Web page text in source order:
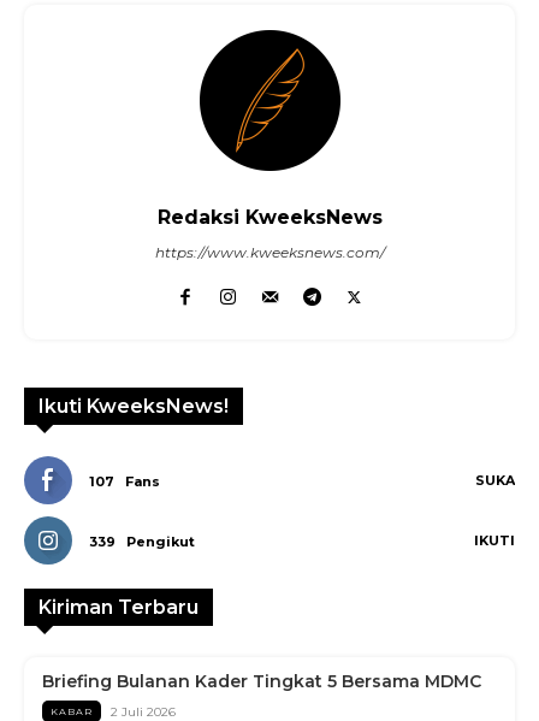
Redaksi KweeksNews
https://www.kweeksnews.com/
Ikuti KweeksNews!
107 Fans SUKA
339 Pengikut IKUTI
Kiriman Terbaru
Briefing Bulanan Kader Tingkat 5 Bersama MDMC
KABAR 2 Juli 2026